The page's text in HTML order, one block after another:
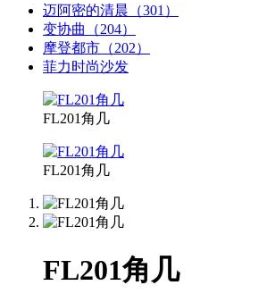
迈阿密的清晨（301）
变协曲（204）
摩登都市（202）
菲力时尚沙发
FL201角几
FL201角几
FL201角几